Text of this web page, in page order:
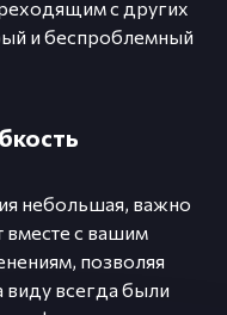
с других
и беспроблемный
небольшая, важно
вместе с вашим
позволяя
виду всегда были